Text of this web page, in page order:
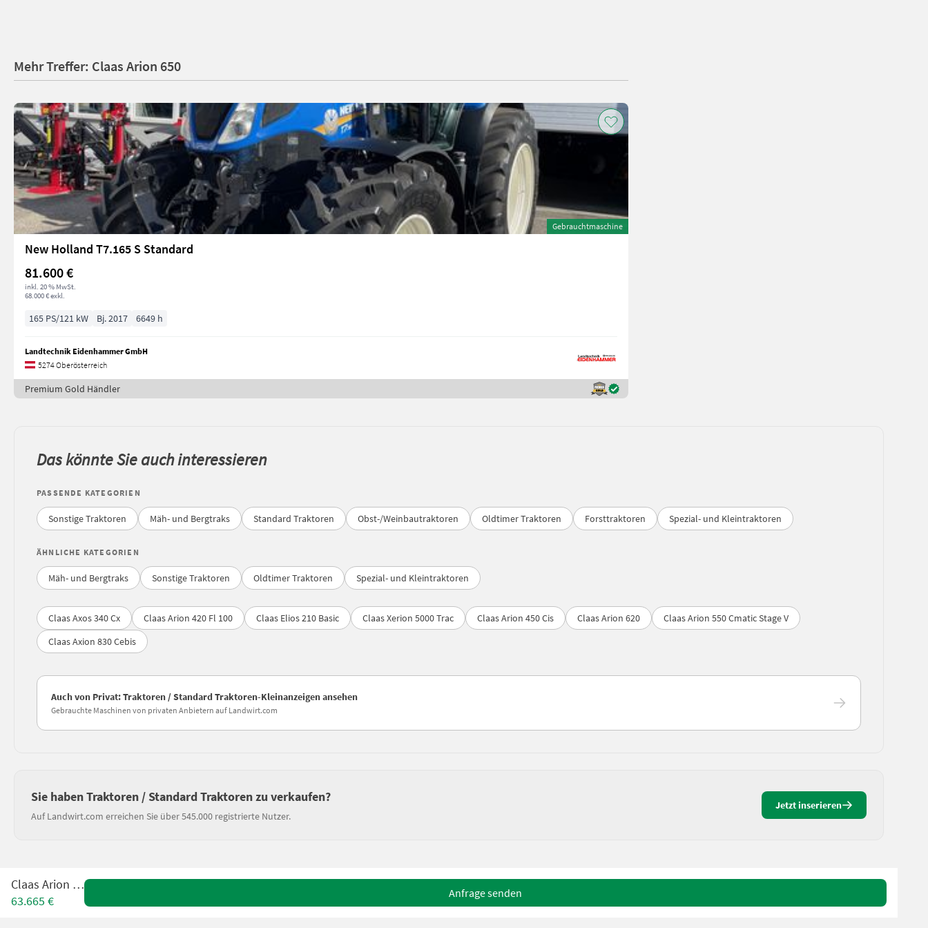
Mehr Treffer: Claas Arion 650
Gebrauchtmaschine
New Holland T7.165 S Standard
81.600 €
inkl. 20 % MwSt.
68.000 € exkl.
165 PS/121 kW Bj. 2017 6649 h
Landtechnik Eidenhammer GmbH
5274 Oberösterreich
Premium Gold Händler
Das könnte Sie auch interessieren
PASSENDE KATEGORIEN
Sonstige Traktoren Mäh- und Bergtraks Standard Traktoren Obst-/Weinbautraktoren Oldtimer Traktoren Forsttraktoren Spezial- und Kleintraktoren
ÄHNLICHE KATEGORIEN
Mäh- und Bergtraks Sonstige Traktoren Oldtimer Traktoren Spezial- und Kleintraktoren
Claas Axos 340 Cx Claas Arion 420 Fl 100 Claas Elios 210 Basic Claas Xerion 5000 Trac Claas Arion 450 Cis Claas Arion 620
Claas Arion 550 Cmatic Stage V
Claas Axion 830 Cebis
Auch von Privat: Traktoren / Standard Traktoren-Kleinanzeigen ansehen
Gebrauchte Maschinen von privaten Anbietern auf Landwirt.com
Sie haben Traktoren / Standard Traktoren zu verkaufen?
Auf Landwirt.com erreichen Sie über 545.000 registrierte Nutzer.
Jetzt inserieren
Claas Arion 650
63.665 €
Anfrage senden